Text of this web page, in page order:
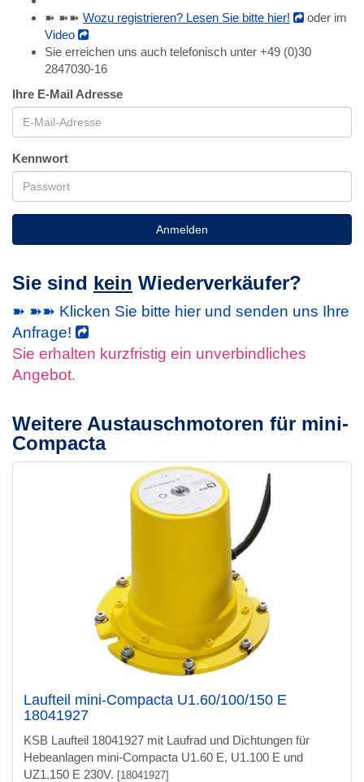
➽ ➽➽ Wozu registrieren? Lesen Sie bitte hier!
oder im
Video
Sie erreichen uns auch telefonisch unter +49 (0)30
2847030-16
Ihre E-Mail Adresse
Kennwort
Anmelden
Sie sind kein Wiederverkäufer?
➽ ➽➽ Klicken Sie bitte hier und senden uns Ihre
Anfrage!
Sie erhalten kurzfristig ein unverbindliches
Angebot.
Weitere Austauschmotoren für mini-
Compacta
Laufteil mini-Compacta U1.60/100/150 E
18041927
KSB Laufteil 18041927 mit Laufrad und Dichtungen für
Hebeanlagen mini-Compacta U1.60 E, U1.100 E und
UZ1.150 E 230V. [18041927]